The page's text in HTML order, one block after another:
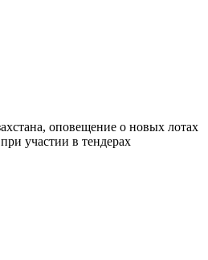
оповещение о новых лотах
участии в тендерах